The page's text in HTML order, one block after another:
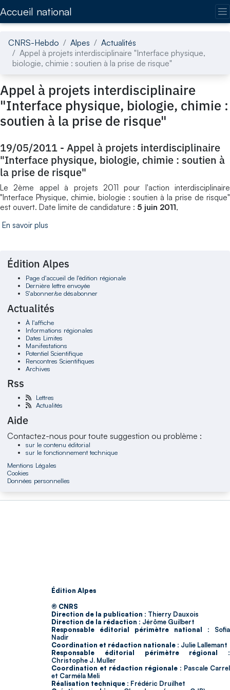
Accueil national
CNRS-Hebdo Alpes
Actualités
Appel à projets interdisciplinaire "Interface physique,
biologie, chimie : soutien à la prise de risque"
Appel à projets interdisciplinaire
"Interface physique, biologie, chimie :
soutien à la prise de risque"
19/05/2011 - Appel à projets interdisciplinaire
"Interface physique, biologie, chimie : soutien à
la prise de risque"
Le 2ème appel à projets 2011 pour l'action interdisciplinaire
"Interface Physique, chimie, biologie : soutien à la prise de risque"
est ouvert. Date limite de candidature : 5 juin 2011,
En savoir plus
Édition Alpes
Page d'accueil de l'édition régionale
Dernière lettre envoyée
S'abonner/se désabonner
Actualités
À l'affiche
Informations régionales
Dates Limites
Manifestations
Potentiel Scientifique
Rencontres Scientifiques
Archives
Rss
Lettres
Actualités
Aide
Contactez-nous pour toute suggestion ou problème :
sur le contenu éditorial
sur le fonctionnement technique
Mentions Légales
Cookies
Données personnelles
Édition Alpes
© CNRS
Direction de la publication : Thierry Dauxois
Direction de la rédaction : Jérôme Guilbert
Responsable éditorial périmètre national : Sofia
Nadir
Coordination et rédaction nationale : Julie Lallemant
Responsable éditorial périmètre régional :
Christophe J. Muller
Coordination et rédaction régionale : Pascale Carrel
et Carméla Meli
Réalisation technique : Frédéric Druilhet